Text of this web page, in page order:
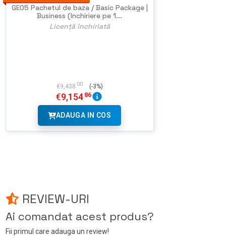
GEO5 Pachetul de baza / Basic Package |
Business (Inchiriere pe 1...
Licență închiriată
€9,438 00 (-3%)
€9,154 86
ADAUGA IN COS
REVIEW-URI
Ai comandat acest produs?
Fii primul care adauga un review!